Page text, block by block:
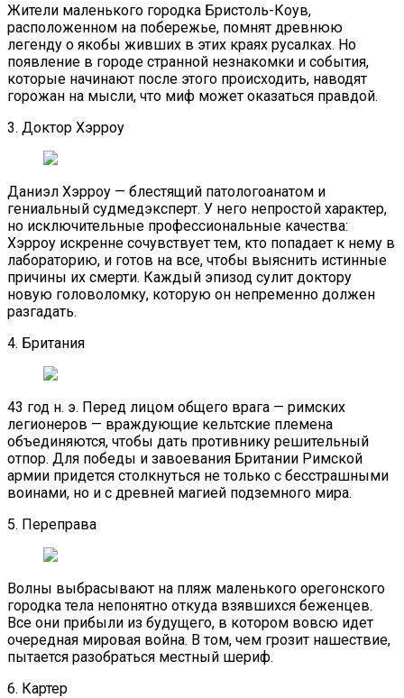
Жители маленького городка Бристоль-Коув,
расположенном на побережье, помнят древнюю
легенду о якобы живших в этих краях русалках. Но
появление в городе странной незнакомки и события,
которые начинают после этого происходить, наводят
горожан на мысли, что миф может оказаться правдой.
3. Доктор Хэрроу
Даниэл Хэрроу — блестящий патологоанатом и
гениальный судмедэксперт. У него непростой характер,
но исключительные профессиональные качества:
Хэрроу искренне сочувствует тем, кто попадает к нему в
лабораторию, и готов на все, чтобы выяснить истинные
причины их смерти. Каждый эпизод сулит доктору
новую головоломку, которую он непременно должен
разгадать.
4. Британия
43 год н. э. Перед лицом общего врага — римских
легионеров — враждующие кельтские племена
объединяются, чтобы дать противнику решительный
отпор. Для победы и завоевания Британии Римской
армии придется столкнуться не только с бесстрашными
воинами, но и с древней магией подземного мира.
5. Переправа
Волны выбрасывают на пляж маленького орегонского
городка тела непонятно откуда взявшихся беженцев.
Все они прибыли из будущего, в котором вовсю идет
очередная мировая война. В том, чем грозит нашествие,
пытается разобраться местный шериф.
6. Картер